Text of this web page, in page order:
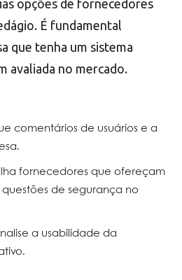
opções de fornecedores
É fundamental
que tenha um sistema
avaliada no mercado.
comentários de usuários e a
fornecedores que ofereçam
de segurança no
a usabilidade da